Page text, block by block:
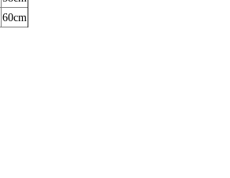
60cm